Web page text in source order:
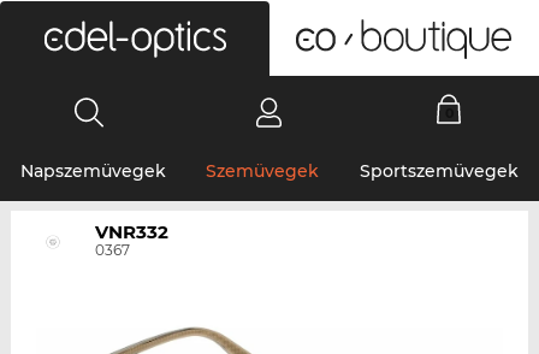
Napszemüvegek Szemüvegek Sportszemüvegek
VNR332
0367